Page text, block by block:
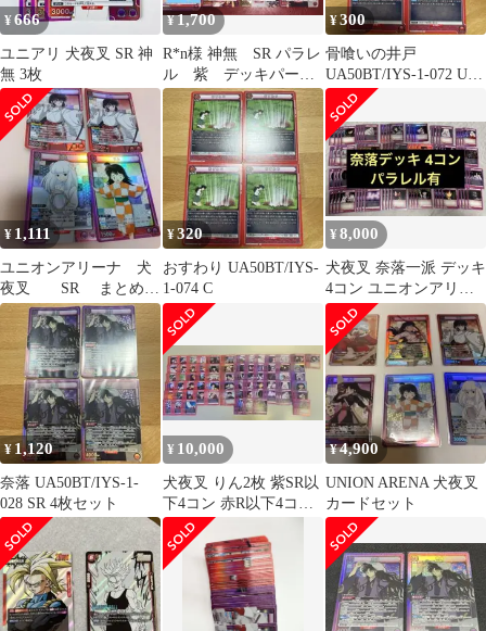
¥666
ユニアリ 犬夜叉 SR 神
無 3枚
¥1,700
R*n様 神無 SR パラレ
ル 紫 デッキパー
ツ 犬夜叉 ユニア
リ 神楽 奈落
¥300
骨喰いの井戸
UA50BT/IYS-1-072 U 2
枚セット
¥ 1,111
ユニオンアリーナ 犬
夜叉 SR まとめ売
り
¥320
おすわり UA50BT/IYS-
1-074 C
¥8,000
犬夜叉 奈落一派 デッキ
4コン ユニオンアリー
ナ ユニアリ パラレル付
き
¥ 1,120
奈落 UA50BT/IYS-1-
028 SR 4枚セット
¥ 10,000
犬夜叉 りん2枚 紫SR以
下4コン 赤R以下4コン
プロモ付き ユニオンア
リーナ
¥4,900
UNION ARENA 犬夜叉
カードセット